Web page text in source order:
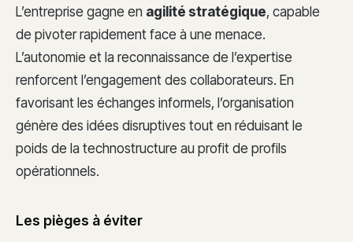
L’entreprise gagne en agilité stratégique, capable
de pivoter rapidement face à une menace.
L’autonomie et la reconnaissance de l’expertise
renforcent l’engagement des collaborateurs. En
favorisant les échanges informels, l’organisation
génère des idées disruptives tout en réduisant le
poids de la technostructure au profit de profils
opérationnels.
Les pièges à éviter